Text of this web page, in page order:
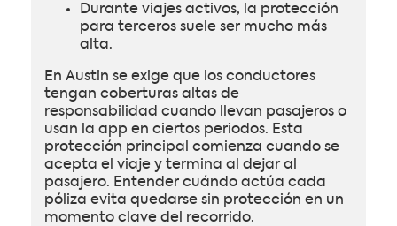
Durante viajes activos, la protección
para terceros suele ser mucho más
alta.
En Austin se exige que los conductores
tengan coberturas altas de
responsabilidad cuando llevan pasajeros o
usan la app en ciertos periodos. Esta
protección principal comienza cuando se
acepta el viaje y termina al dejar al
pasajero. Entender cuándo actúa cada
póliza evita quedarse sin protección en un
momento clave del recorrido.